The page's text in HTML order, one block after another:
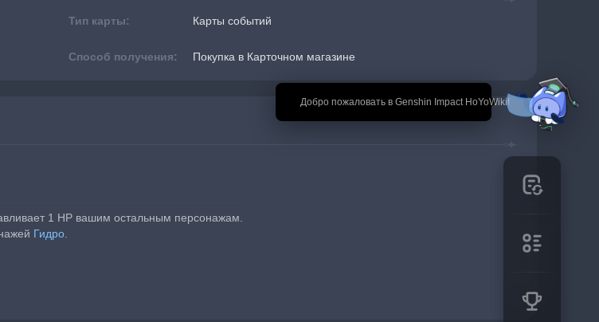
🎉 Добро пожаловать в Genshin Impact HoYoWiki!
Тип карты: Карты событий
Способ получения: Покупка в Карточном магазине
1 HP вашим остальным персонажам.
Гидро